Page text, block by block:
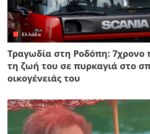
Ελλάδα
Τραγωδία στη Ροδόπη: 7χρονο
τη ζωή του σε πυρκαγιά στο
οικογένειάς του